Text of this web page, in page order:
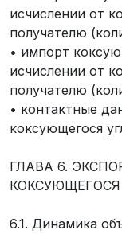
исчислении от
получателю
• импорт
исчислении от
получателю
• контактные
коксующегося
ГЛАВА 6.
КОКСУЮЩЕГОСЯ
6.1. Динамика